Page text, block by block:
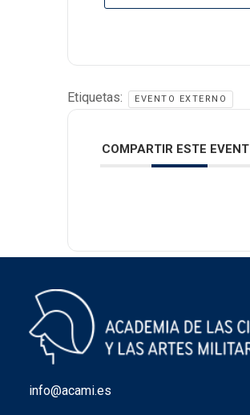
Etiquetas: EVENTO EXTERNO
COMPARTIR ESTE
info@acami.es